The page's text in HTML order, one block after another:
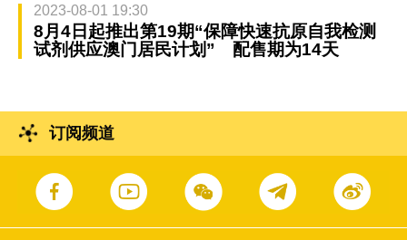
2023-08-01 19:30
8月4日起推出第19期“保障快速抗原自我检测
试剂供应澳门居民计划” 配售期为14天
订阅频道